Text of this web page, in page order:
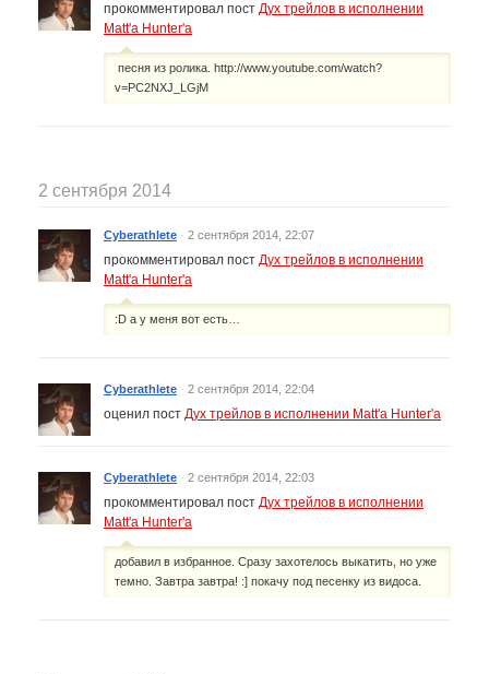
прокомментировал пост Дух трейлов в исполнении
Matt'a Hunter'а
песня из ролика. http://www.youtube.com/watch?
v=PC2NXJ_LGjM
2 сентября 2014
Cyberathlete · 2 сентября 2014, 22:07
прокомментировал пост Дух трейлов в исполнении
Matt'a Hunter'а
:D а у меня вот есть…
Cyberathlete · 2 сентября 2014, 22:04
оценил пост Дух трейлов в исполнении Matt'a Hunter'а
Cyberathlete · 2 сентября 2014, 22:03
прокомментировал пост Дух трейлов в исполнении
Matt'a Hunter'а
добавил в избранное. Сразу захотелось выкатить, но уже
темно. Завтра завтра! :] покачу под песенку из видоса.